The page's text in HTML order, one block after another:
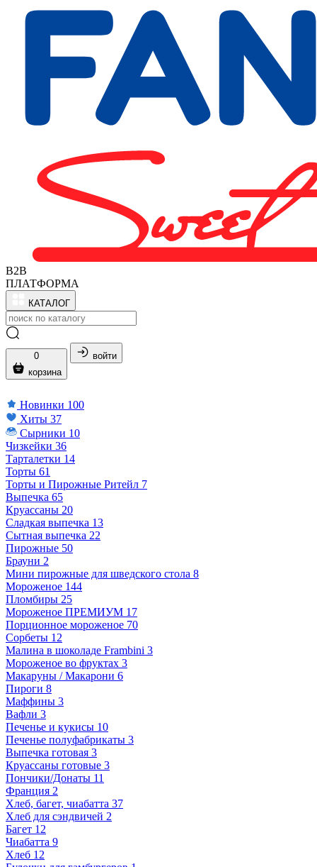
B2B
ПЛАТФОРМА
КАТАЛОГ
0
корзина
войти
Новинки 100
Хиты 37
Сырники 10
Чизкейки 36
Тарталетки 14
Торты 61
Торты и Пирожные Ритейл 7
Выпечка 65
Круассаны 20
Сладкая выпечка 13
Сытная выпечка 22
Пирожные 50
Брауни 2
Мини пирожные для шведского стола 8
Мороженое 144
Пломбиры 25
Мороженое ПРЕМИУМ 17
Порционное мороженое 70
Сорбеты 12
Малина в шоколаде Frambini 3
Мороженое во фруктах 3
Макаруны / Макарони 6
Пироги 8
Маффины 3
Вафли 3
Печенье и кукисы 10
Печенье полуфабрикаты 3
Выпечка готовая 3
Круассаны готовые 3
Пончики/Донаты 11
Франция 2
Хлеб, багет, чиабатта 37
Хлеб для сэндвичей 2
Багет 12
Чиабатта 9
Хлеб 12